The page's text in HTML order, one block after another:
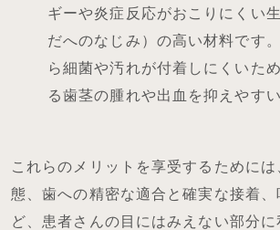
ギーや炎症反応がおこりにくい
だへのなじみ）の高い材料です
ら細菌や汚れが付着しにくいた
る歯茎の腫れや出血を抑えやすい
これらのメリットを享受するために
態、歯への精密な適合と確実な接着、
ど、患者さんの目にはみえない部分